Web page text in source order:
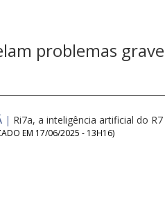
problemas
| Ri7a, a inteligência artificial do R7
EM 17/06/2025 - 13H16)